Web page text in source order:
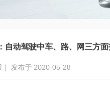
自动驾驶中车、路、网三方
｜ 发布于 2020-05-28